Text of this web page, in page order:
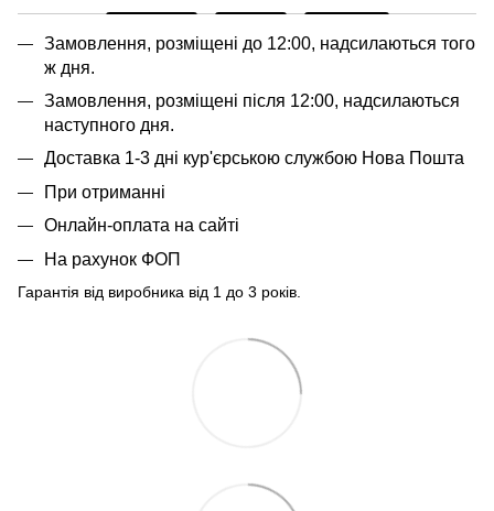
Замовлення, розміщені до 12:00, надсилаються того
ж дня.
Замовлення, розміщені після 12:00, надсилаються
наступного дня.
Доставка 1-3 дні кур'єрською службою Нова Пошта
При отриманні
Онлайн-оплата на сайті
На рахунок ФОП
Гарантія від виробника від 1 до 3 років.